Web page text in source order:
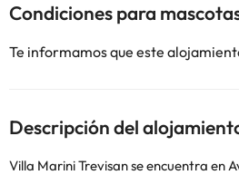
Condiciones para
Te informamos que este
Descripción del
Villa Marini Trevisan se encuentra en